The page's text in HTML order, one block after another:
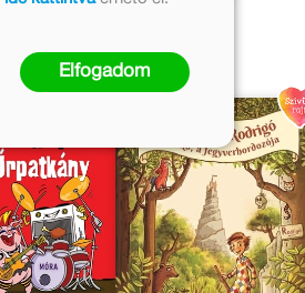
Elfogadom